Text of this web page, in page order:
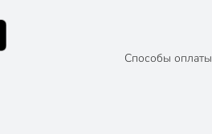
Способы оплаты